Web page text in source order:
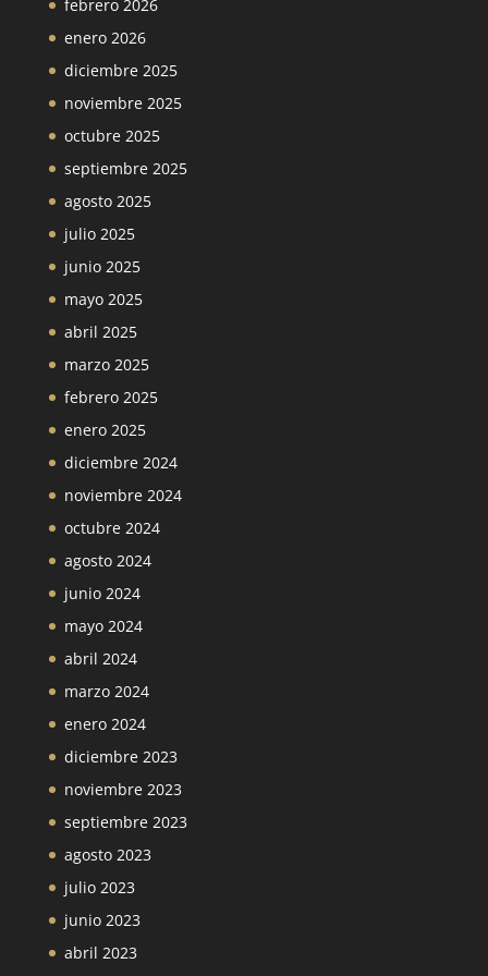
febrero 2026
enero 2026
diciembre 2025
noviembre 2025
octubre 2025
septiembre 2025
agosto 2025
julio 2025
junio 2025
mayo 2025
abril 2025
marzo 2025
febrero 2025
enero 2025
diciembre 2024
noviembre 2024
octubre 2024
agosto 2024
junio 2024
mayo 2024
abril 2024
marzo 2024
enero 2024
diciembre 2023
noviembre 2023
septiembre 2023
agosto 2023
julio 2023
junio 2023
abril 2023